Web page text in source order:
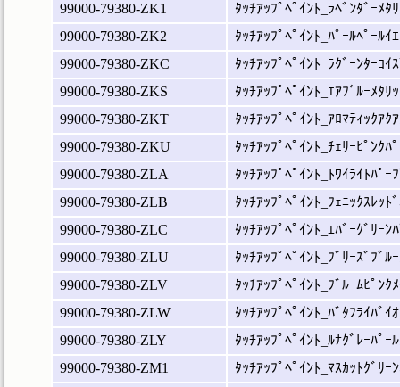
99000-79380-ZK1
ﾀｯﾁｱｯﾌﾟﾍﾟｲﾝﾄ_ﾗﾍﾞﾝﾀﾞｰﾒﾀ
99000-79380-ZK2
ﾀｯﾁｱｯﾌﾟﾍﾟｲﾝﾄ_ﾊﾟｰﾙﾍﾟｰﾙｲ
99000-79380-ZKC
ﾀｯﾁｱｯﾌﾟﾍﾟｲﾝﾄ_ﾗｸﾞｰﾝﾀｰｺｲ
99000-79380-ZKS
ﾀｯﾁｱｯﾌﾟﾍﾟｲﾝﾄ_ｴｱﾌﾞﾙｰﾒﾀﾘ
99000-79380-ZKT
ﾀｯﾁｱｯﾌﾟﾍﾟｲﾝﾄ_ｱﾛﾏﾃｨｯｸｱｸ
99000-79380-ZKU
ﾀｯﾁｱｯﾌﾟﾍﾟｲﾝﾄ_ﾁｪﾘｰﾋﾟﾝｸﾊ
99000-79380-ZLA
ﾀｯﾁｱｯﾌﾟﾍﾟｲﾝﾄ_ﾄﾜｲﾗｲﾄﾊﾟｰ
99000-79380-ZLB
ﾀｯﾁｱｯﾌﾟﾍﾟｲﾝﾄ_ﾌｪﾆｯｸｽﾚｯﾄ
99000-79380-ZLC
ﾀｯﾁｱｯﾌﾟﾍﾟｲﾝﾄ_ｴﾊﾞｰｸﾞﾘｰﾝ
99000-79380-ZLU
ﾀｯﾁｱｯﾌﾟﾍﾟｲﾝﾄ_ﾌﾞﾘｰｽﾞﾌﾞﾙ
99000-79380-ZLV
ﾀｯﾁｱｯﾌﾟﾍﾟｲﾝﾄ_ﾌﾞﾙｰﾑﾋﾟﾝｸ
99000-79380-ZLW
ﾀｯﾁｱｯﾌﾟﾍﾟｲﾝﾄ_ﾊﾞﾀﾌﾗｲﾊﾞｲ
99000-79380-ZLY
ﾀｯﾁｱｯﾌﾟﾍﾟｲﾝﾄ_ﾙﾅｸﾞﾚｰﾊﾟｰ
99000-79380-ZM1
ﾀｯﾁｱｯﾌﾟﾍﾟｲﾝﾄ_ﾏｽｶｯﾄｸﾞﾘｰ